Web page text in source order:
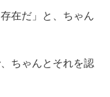
在だ」と、ちゃん
ちゃんとそれを認